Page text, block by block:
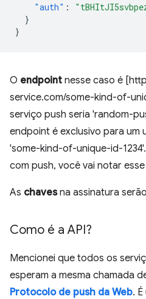
"auth" :
}
}
O endpoint nesse caso é
service.com/some-kind-of-
serviço push seria 'random-
endpoint é exclusivo para um
'some-kind-of-unique-id-
com push, você vai notar
As chavesna assinatura
Como é a API?
Mencionei que todos os
esperam a mesma chamada
Protocolo de push da Web.